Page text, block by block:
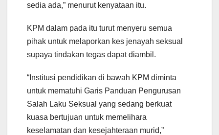
sedia ada,” menurut kenyataan itu.
KPM dalam pada itu turut menyeru semua
pihak untuk melaporkan kes jenayah seksual
supaya tindakan tegas dapat diambil.
“Institusi pendidikan di bawah KPM diminta
untuk mematuhi Garis Panduan Pengurusan
Salah Laku Seksual yang sedang berkuat
kuasa bertujuan untuk memelihara
keselamatan dan kesejahteraan murid,”